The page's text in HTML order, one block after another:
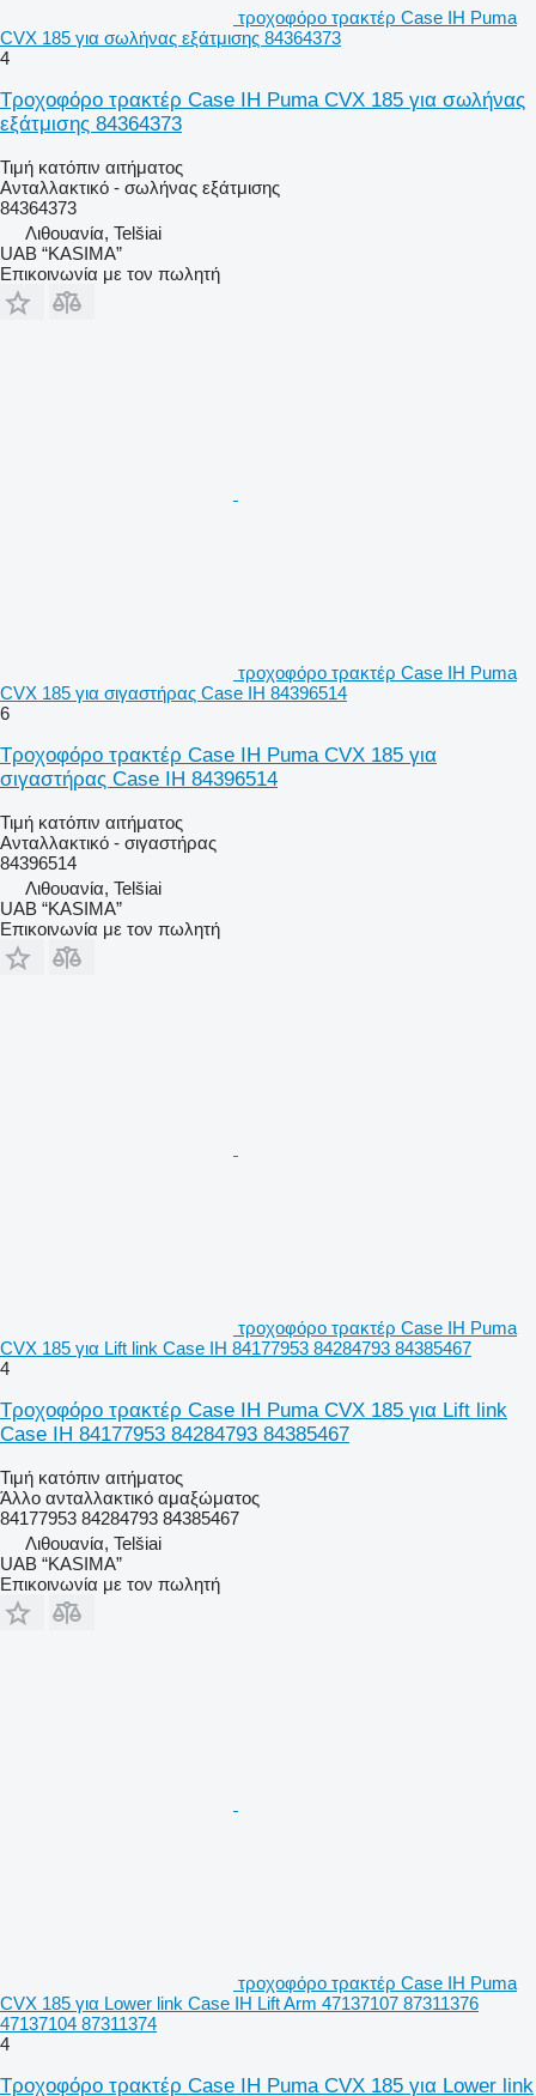
τροχοφόρο τρακτέρ Case IH Puma
CVX 185 για σωλήνας εξάτμισης 84364373
4
Τροχοφόρο τρακτέρ Case IH Puma CVX 185 για σωλήνας
εξάτμισης 84364373
Τιμή κατόπιν αιτήματος
Ανταλλακτικό - σωλήνας εξάτμισης
84364373
Λιθουανία, Telšiai
UAB “KASIMA”
Επικοινωνία με τον πωλητή
τροχοφόρο τρακτέρ Case IH Puma
CVX 185 για σιγαστήρας Case IH 84396514
6
Τροχοφόρο τρακτέρ Case IH Puma CVX 185 για
σιγαστήρας Case IH 84396514
Τιμή κατόπιν αιτήματος
Ανταλλακτικό - σιγαστήρας
84396514
Λιθουανία, Telšiai
UAB “KASIMA”
Επικοινωνία με τον πωλητή
τροχοφόρο τρακτέρ Case IH Puma
CVX 185 για Lift link Case IH 84177953 84284793 84385467
4
Τροχοφόρο τρακτέρ Case IH Puma CVX 185 για Lift link
Case IH 84177953 84284793 84385467
Τιμή κατόπιν αιτήματος
Άλλο ανταλλακτικό αμαξώματος
84177953 84284793 84385467
Λιθουανία, Telšiai
UAB “KASIMA”
Επικοινωνία με τον πωλητή
τροχοφόρο τρακτέρ Case IH Puma
CVX 185 για Lower link Case IH Lift Arm 47137107 87311376
47137104 87311374
4
Τροχοφόρο τρακτέρ Case IH Puma CVX 185 για Lower link